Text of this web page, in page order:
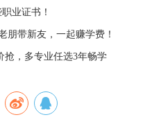
业证书！
朋带新友，一起赚学费！
抢，多专业任选3年畅学